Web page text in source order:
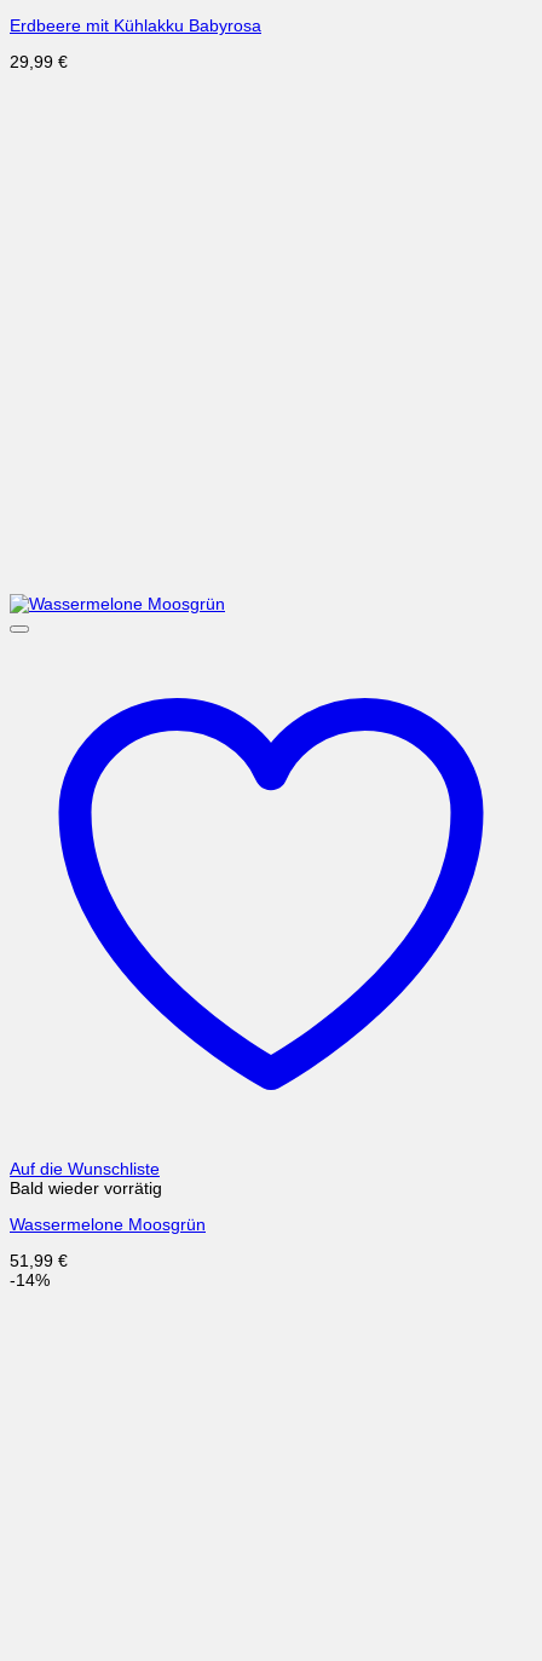
Erdbeere mit Kühlakku Babyrosa
29,99 €
Auf die Wunschliste
Bald wieder vorrätig
Wassermelone Moosgrün
51,99 €
-14%